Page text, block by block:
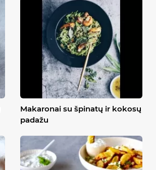
Makaronai su špinatų ir kokosų
padažu